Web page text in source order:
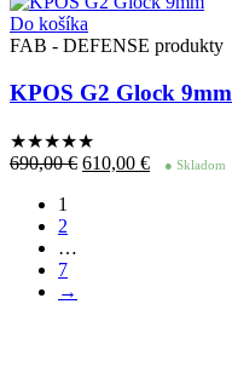
Do košíka
FAB - DEFENSE produkty
KPOS G2 Glock 9mm
★★★★★
690,00€ Pôvodná
610,00 €Aktuálna
● Skladom
1
2
…
7
→